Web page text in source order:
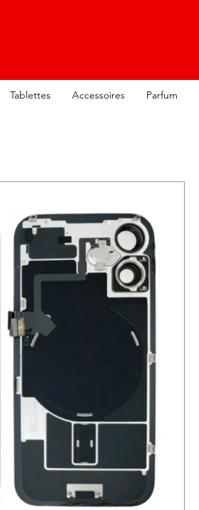
Tablettes Accessoires Parfum